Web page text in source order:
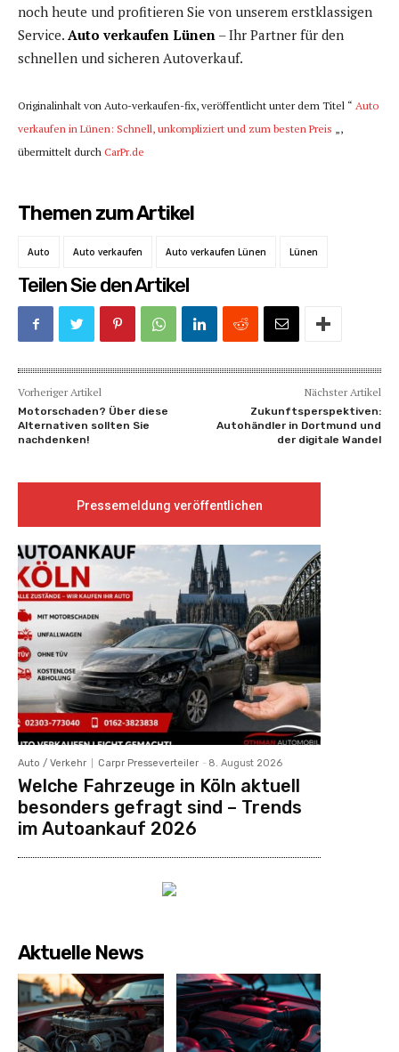
noch heute und profitieren Sie von unserem erstklassigen
Service. Auto verkaufen Lünen – Ihr Partner für den
schnellen und sicheren Autoverkauf.
Originalinhalt von Auto-verkaufen-fix, veröffentlicht unter dem Titel “ Auto
verkaufen in Lünen: Schnell, unkompliziert und zum besten Preis „,
übermittelt durch CarPr.de
Themen zum Artikel
Auto Auto verkaufen Auto verkaufen Lünen Lünen
Teilen Sie den Artikel
Vorheriger Artikel
Motorschaden? Über diese
Alternativen sollten Sie
nachdenken!
Nächster Artikel
Zukunftsperspektiven:
Autohändler in Dortmund und
der digitale Wandel
Pressemeldung veröffentlichen
Auto / Verkehr Carpr Presseverteiler - 8. August 2026
Welche Fahrzeuge in Köln aktuell
besonders gefragt sind – Trends
im Autoankauf 2026
Aktuelle News